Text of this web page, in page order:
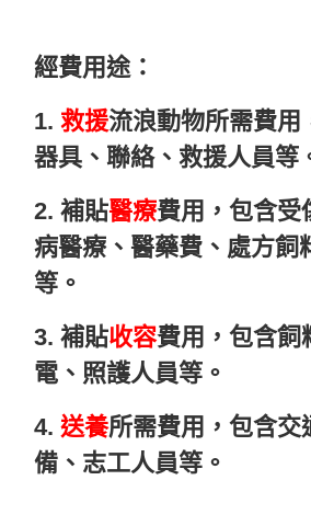
經費用途：
1. 救援流浪動物所需費用
器具、聯絡、救援人員等
2. 補貼醫療費用，包含受
病醫療、醫藥費、處方飼
等。
3. 補貼收容費用，包含飼
電、照護人員等。
4. 送養所需費用，包含交
備、志工人員等。